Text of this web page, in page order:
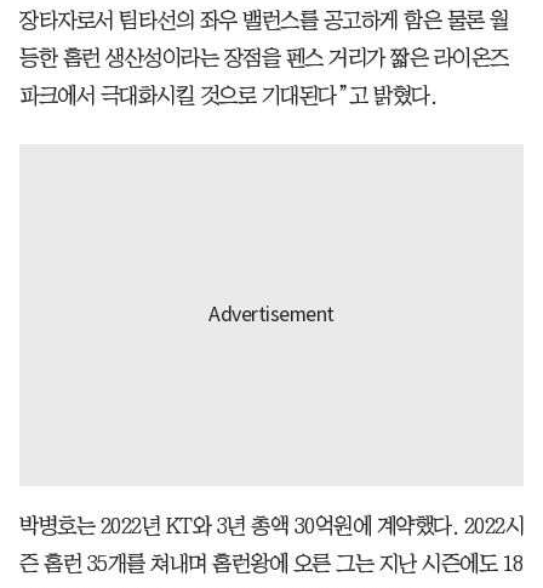
장타자로서 팀타선의 좌우 밸런스를 공고하게 함은 물론 월
등한 홈런 생산성이라는 장점을 펜스 거리가 짧은 라이온즈
파크에서 극대화시킬 것으로 기대된다”고 밝혔다.
박병호는 2022년 KT와 3년 총액 30억원에 계약했다. 2022시
즌 홈런 35개를 쳐내며 홈런왕에 오른 그는 지난 시즌에도 18